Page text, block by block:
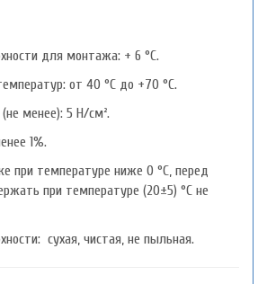
для монтажа: + 6 °С.
от 40 °С до +70 °С.
менее): 5 H/см².
1%.
при температуре ниже 0 °С, перед
при температуре (20±5) °С не
сухая, чистая, не пыльная.